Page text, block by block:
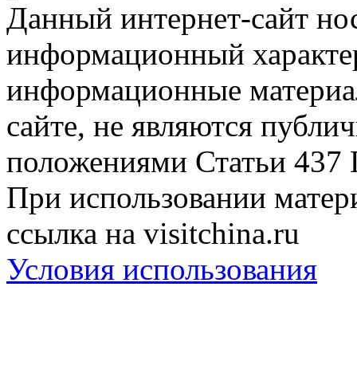
Данный интернет-сайт
информационный
информационные
сайте, не являются
положениями Статьи 437
При использовании
ссылка на visitchina.ru
Условия использования